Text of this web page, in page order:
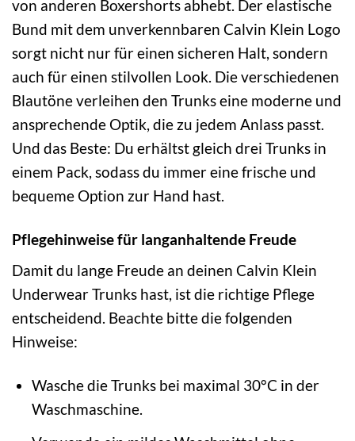
von anderen Boxershorts abhebt. Der elastische
Bund mit dem unverkennbaren Calvin Klein Logo
sorgt nicht nur für einen sicheren Halt, sondern
auch für einen stilvollen Look. Die verschiedenen
Blautöne verleihen den Trunks eine moderne und
ansprechende Optik, die zu jedem Anlass passt.
Und das Beste: Du erhältst gleich drei Trunks in
einem Pack, sodass du immer eine frische und
bequeme Option zur Hand hast.
Pflegehinweise für langanhaltende Freude
Damit du lange Freude an deinen Calvin Klein
Underwear Trunks hast, ist die richtige Pflege
entscheidend. Beachte bitte die folgenden
Hinweise:
Wasche die Trunks bei maximal 30°C in der
Waschmaschine.